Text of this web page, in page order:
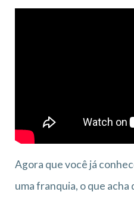
Agora que você já
uma franquia, o que